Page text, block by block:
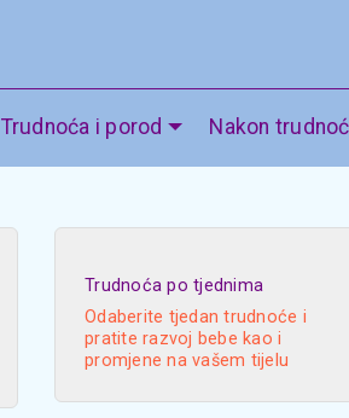
Trudnoća i porod Nakon
Trudnoća po tjednima
Odaberite tjedan trudnoće i
pratite razvoj bebe kao i
promjene na vašem tijelu